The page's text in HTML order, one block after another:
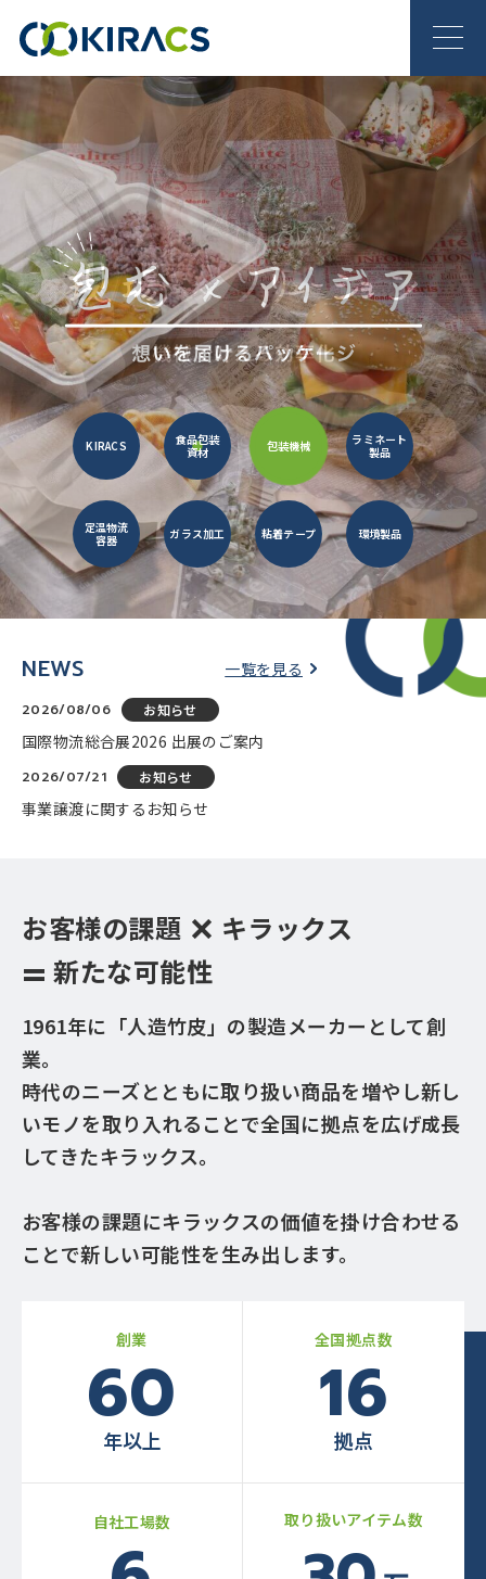
KIRACS
食品包装
資材
包装機械
ラミネート
製品
定温物流
容器
ガラス加工 粘着テープ 環境製品
NEWS 一覧を見る
2026/08/06 お知らせ
国際物流総合展2026 出展のご案内
2026/07/21 お知らせ
事業譲渡に関するお知らせ
お客様の課題
キラックス
新たな可能性
1961年に「人造竹皮」の製造メーカーとして創
業。
時代のニーズとともに取り扱い商品を増やし新し
いモノを取り入れることで全国に拠点を広げ成長
してきたキラックス。
お客様の課題にキラックスの価値を掛け合わせる
ことで新しい可能性を生み出します。
創業
60
年以上
全国拠点数
16
拠点
自社工場数 取り扱いアイテム数